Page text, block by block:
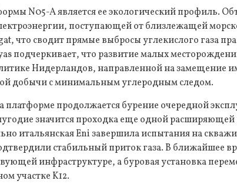
N05-A является ее экологический профиль.
поступающей от близлежащей
что сводит прямые выбросы углекислого газа
подчеркивает, что развитие малых
Нидерландов, направленной на замещение
добычи с минимальным углеродным следом.
платформе продолжается бурение очередной
значится проходка еще одной
итальянская Eni завершила испытания на
стабильный приток газа. В ближайшее
инфраструктуре, а буровая установка
участке K12.